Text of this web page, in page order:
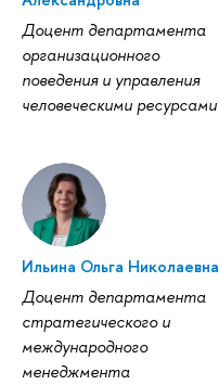
Доцент департамента
организационного
поведения и управления
человеческими ресурсами
Ильина Ольга Николаевна
Доцент департамента
стратегического и
международного
менеджмента